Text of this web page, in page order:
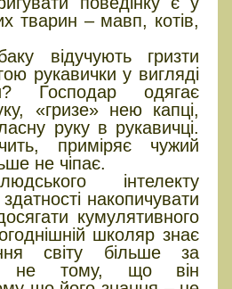
тварин – мавп, котів,
відучують гризти
рукавички у вигляді
Господар одягає
«гризе» нею капці,
руку в рукавичці.
приміряє чужий
не чіпає.
інтелекту
накопичувати
кумулятивного
школяр знає
світу більше за
не тому, що він